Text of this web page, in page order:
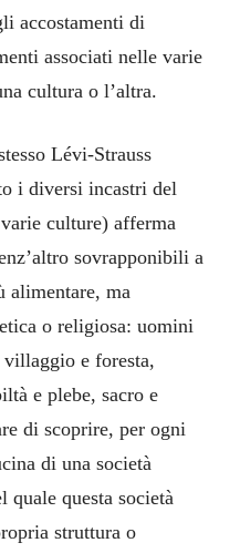
accostamenti di
associati nelle varie
cultura o l’altra.
Lévi-Strauss
i diversi incastri del
culture) afferma
sovrapponibili a
alimentare, ma
o religiosa: uomini
e foresta,
e plebe, sacro e
di scoprire, per ogni
di una società
quale questa società
struttura o